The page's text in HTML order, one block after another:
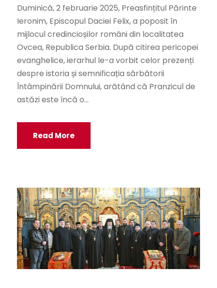
Duminică, 2 februarie 2025, Preasfințitul Părinte
Ieronim, Episcopul Daciei Felix, a poposit în
mijlocul credincioșilor români din localitatea
Ovcea, Republica Serbia. După citirea pericopei
evanghelice, ierarhul le-a vorbit celor prezenți
despre istoria și semnificația sărbătorii
Întâmpinării Domnului, arătând că Pranzicul de
astăzi este încă o...
Read More